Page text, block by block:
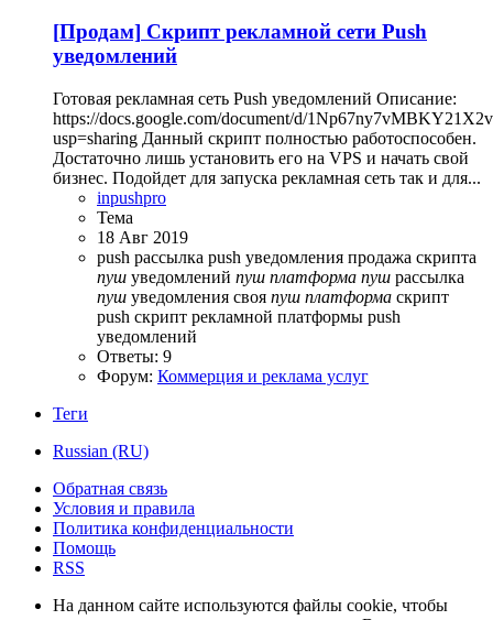
[Продам] Скрипт рекламной сети Push
уведомлений
Готовая рекламная сеть Push уведомлений Описание:
https://docs.google.com/document/d/
usp=sharing Данный скрипт полностью работоспособен.
Достаточно лишь установить его на VPS и начать свой
бизнес. Подойдет для запуска рекламная сеть так и для...
inpushpro
Тема
18 Авг 2019
push рассылка push уведомления продажа скрипта
пуш уведомлений пуш платформа пуш рассылка
пуш уведомления своя пуш платформа скрипт
push скрипт рекламной платформы push
уведомлений
Ответы: 9
Форум: Коммерция и реклама услуг
Теги
Russian (RU)
Обратная связь
Условия и правила
Политика конфиденциальности
Помощь
RSS
На данном сайте используются файлы cookie, чтобы